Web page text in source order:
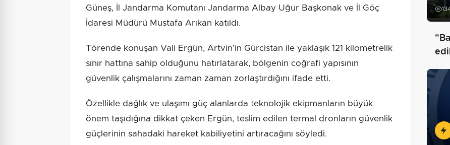
Güneş, İl Jandarma Komutanı Jandarma Albay Uğur Başkonak ve İl Göç
İdaresi Müdürü Mustafa Arıkan katıldı.
Törende konuşan Vali Ergün, Artvin’in Gürcistan ile yaklaşık 121 kilometrelik
sınır hattına sahip olduğunu hatırlatarak, bölgenin coğrafi yapısının
güvenlik çalışmalarını zaman zaman zorlaştırdığını ifade etti.
Özellikle dağlık ve ulaşımı güç alanlarda teknolojik ekipmanların büyük
önem taşıdığına dikkat çeken Ergün, teslim edilen termal dronların güvenlik
güçlerinin sahadaki hareket kabiliyetini artıracağını söyledi.